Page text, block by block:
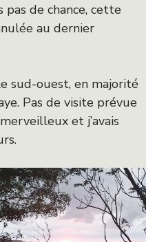
pas de chance, cette
au dernier
sud-ouest, en majorité
Pas de visite prévue
et j’avais